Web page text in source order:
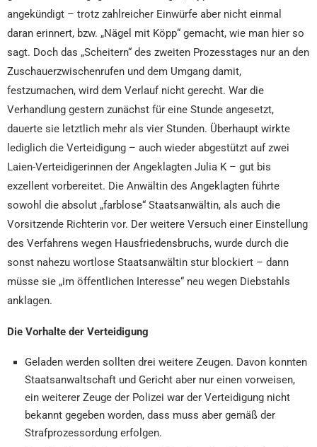
angekündigt – trotz zahlreicher Einwürfe aber nicht einmal
daran erinnert, bzw. „Nägel mit Köpp“ gemacht, wie man hier so
sagt. Doch das „Scheitern“ des zweiten Prozesstages nur an den
Zuschauerzwischenrufen und dem Umgang damit,
festzumachen, wird dem Verlauf nicht gerecht. War die
Verhandlung gestern zunächst für eine Stunde angesetzt,
dauerte sie letztlich mehr als vier Stunden. Überhaupt wirkte
lediglich die Verteidigung – auch wieder abgestützt auf zwei
Laien-Verteidigerinnen der Angeklagten Julia K – gut bis
exzellent vorbereitet. Die Anwältin des Angeklagten führte
sowohl die absolut „farblose“ Staatsanwältin, als auch die
Vorsitzende Richterin vor. Der weitere Versuch einer Einstellung
des Verfahrens wegen Hausfriedensbruchs, wurde durch die
sonst nahezu wortlose Staatsanwältin stur blockiert – dann
müsse sie „im öffentlichen Interesse“ neu wegen Diebstahls
anklagen.
Die Vorhalte der Verteidigung
Geladen werden sollten drei weitere Zeugen. Davon konnten
Staatsanwaltschaft und Gericht aber nur einen vorweisen,
ein weiterer Zeuge der Polizei war der Verteidigung nicht
bekannt gegeben worden, dass muss aber gemäß der
Strafprozessordung erfolgen.